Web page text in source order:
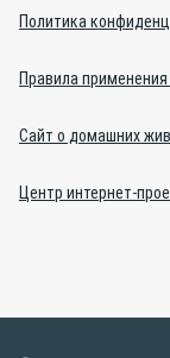
Политика
Правила
Сайт о домашних
Центр интернет-